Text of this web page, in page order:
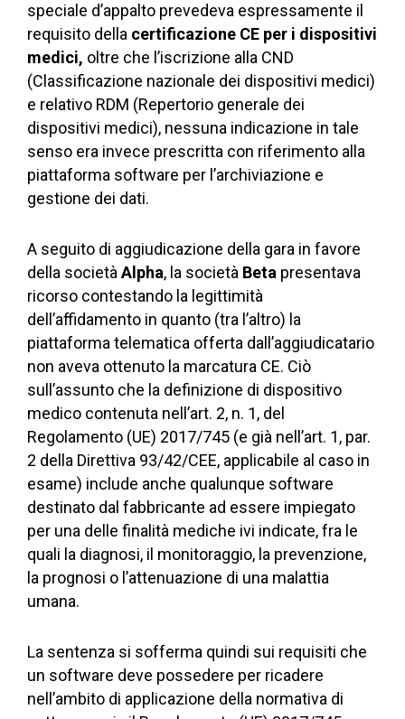
speciale d’appalto prevedeva espressamente il
requisito della certificazione CE per i dispositivi
medici, oltre che l’iscrizione alla CND
(Classificazione nazionale dei dispositivi medici)
e relativo RDM (Repertorio generale dei
dispositivi medici), nessuna indicazione in tale
senso era invece prescritta con riferimento alla
piattaforma software per l’archiviazione e
gestione dei dati.
A seguito di aggiudicazione della gara in favore
della società Alpha, la società Beta presentava
ricorso contestando la legittimità
dell’affidamento in quanto (tra l’altro) la
piattaforma telematica offerta dall’aggiudicatario
non aveva ottenuto la marcatura CE. Ciò
sull’assunto che la definizione di dispositivo
medico contenuta nell’art. 2, n. 1, del
Regolamento (UE) 2017/745 (e già nell’art. 1, par.
2 della Direttiva 93/42/CEE, applicabile al caso in
esame) include anche qualunque software
destinato dal fabbricante ad essere impiegato
per una delle finalità mediche ivi indicate, fra le
quali la diagnosi, il monitoraggio, la prevenzione,
la prognosi o l’attenuazione di una malattia
umana.
La sentenza si sofferma quindi sui requisiti che
un software deve possedere per ricadere
nell’ambito di applicazione della normativa di